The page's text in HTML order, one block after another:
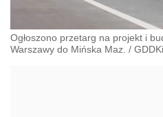
Ogłoszono przetarg na projekt i
Warszawy do Mińska Maz. /